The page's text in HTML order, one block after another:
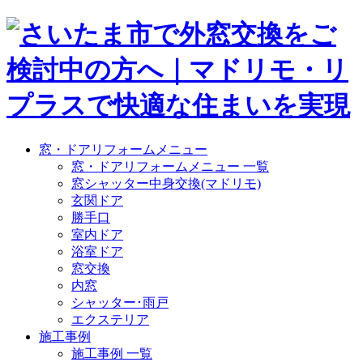
窓・ドアリフォームメニュー
窓・ドアリフォームメニュー 一覧
窓シャッター中身交換(マドリモ)
玄関ドア
勝手口
室内ドア
浴室ドア
窓交換
内窓
シャッター･雨戸
エクステリア
施工事例
施工事例 一覧